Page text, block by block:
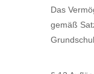
Das
gemäß